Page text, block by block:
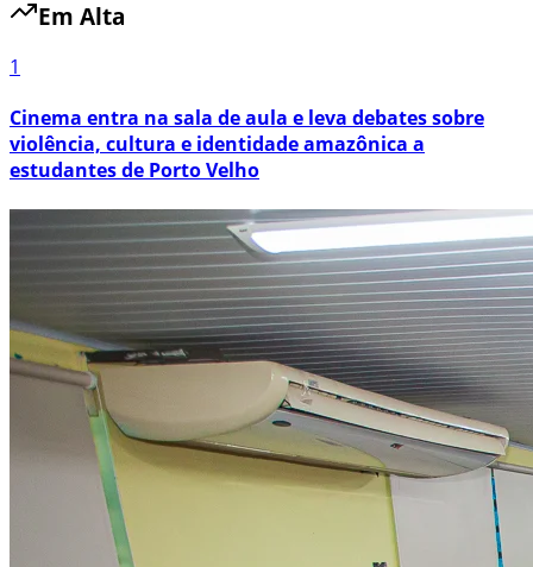
Em Alta
1
Cinema entra na sala de aula e leva debates sobre
violência, cultura e identidade amazônica a
estudantes de Porto Velho